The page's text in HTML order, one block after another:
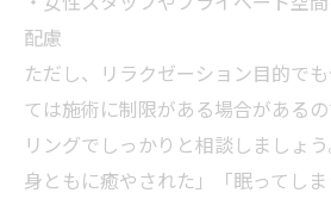
配慮
ただし、リラクゼーション目的で
ては施術に制限がある場合がある
リングでしっかりと相談しましょ
身ともに癒やされた」「眠ってし